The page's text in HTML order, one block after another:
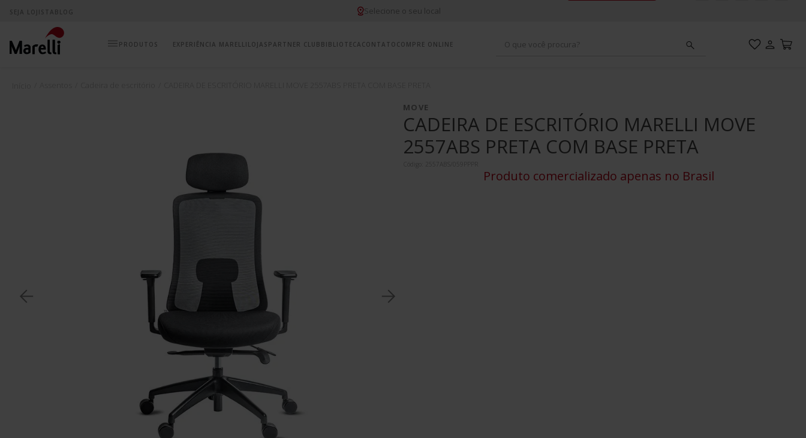
SEJA LOJISTA BLOG Selecione o seu local
EXPERIÊNCIA MARELLI LOJAS PARTNER CLUB BIBLIOTECA CONTATO COMPRE ONLINE
MOVE
CADEIRA DE ESCRITÓRIO MARELLI MOVE
2557ABS PRETA COM BASE PRETA
Produto comercializado apenas no Brasil
3º impact